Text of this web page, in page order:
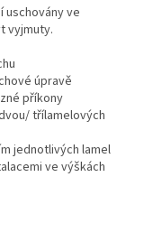
uschovány ve
vyjmuty.
úpravě
příkony
třílamelových
jednotlivých lamel
ve výškách